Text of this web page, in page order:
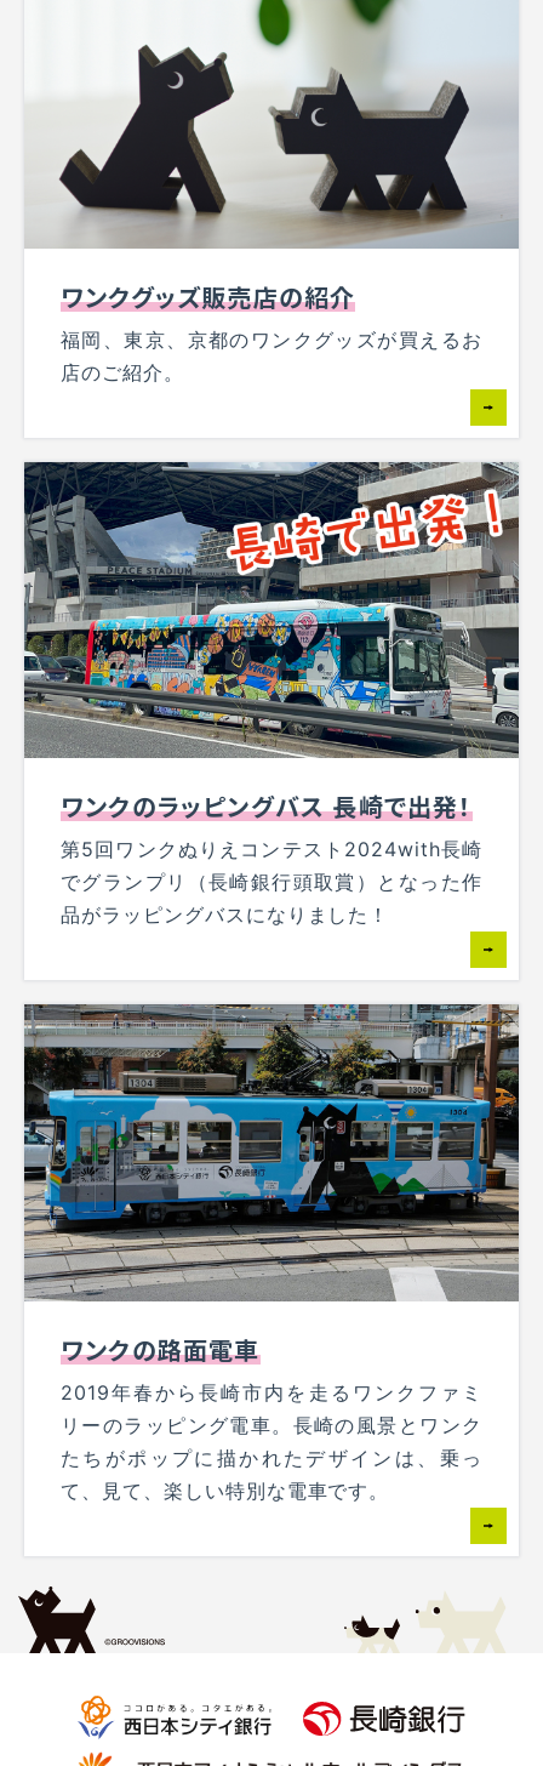
ワンクグッズ販売店の紹介
福岡、東京、京都のワンクグッズが買えるお
店のご紹介。
ワンクのラッピングバス 長崎で出発！
第5回ワンクぬりえコンテスト2024with長崎
でグランプリ（長崎銀行頭取賞）となった作
品がラッピングバスになりました！
ワンクの路面電車
2019年春から長崎市内を走るワンクファミ
リーのラッピング電車。長崎の風景とワンク
たちがポップに描かれたデザインは、乗っ
て、見て、楽しい特別な電車です。